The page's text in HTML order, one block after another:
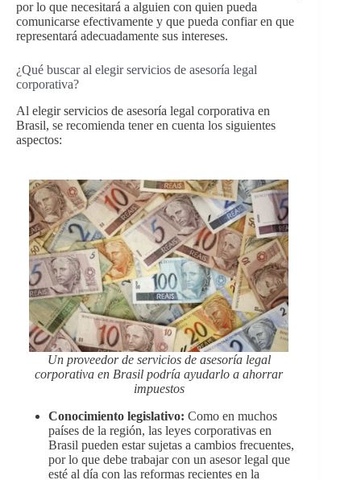
por lo que necesitará a alguien con quien pueda
comunicarse efectivamente y que pueda confiar en que
representará adecuadamente sus intereses.
¿Qué buscar al elegir servicios de asesoría legal
corporativa?
Al elegir servicios de asesoría legal corporativa en
Brasil, se recomienda tener en cuenta los siguientes
aspectos:
Un proveedor de servicios de asesoría legal
corporativa en Brasil podría ayudarlo a ahorrar
impuestos
Conocimiento legislativo: Como en muchos
países de la región, las leyes corporativas en
Brasil pueden estar sujetas a cambios frecuentes,
por lo que debe trabajar con un asesor legal que
esté al día con las reformas recientes en la